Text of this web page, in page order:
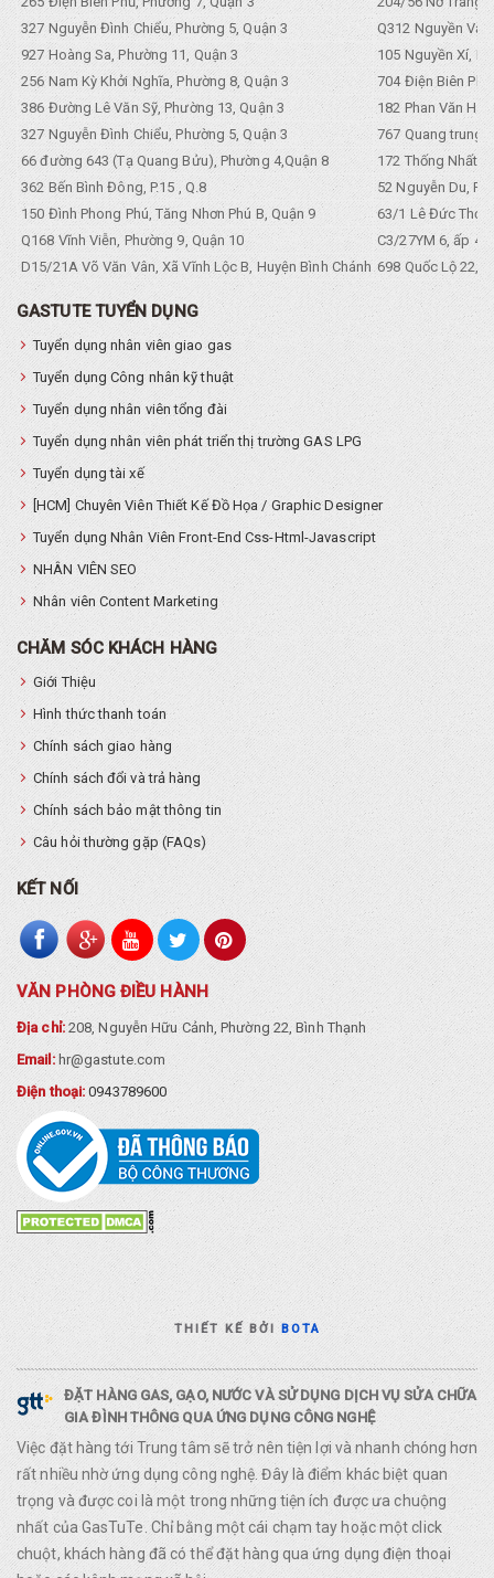
327 Nguyễn Đình Chiểu, Phường 5, Quận 3
Q312 Nguyền
927 Hoàng Sa, Phường 11, Quận 3
105 Nguyền Xí,
256 Nam Kỳ Khởi Nghĩa, Phường 8, Quận 3
704 Điện Biên
386 Đường Lê Văn Sỹ, Phường 13, Quận 3
182 Phan Văn
327 Nguyễn Đình Chiểu, Phường 5, Quận 3
767 Quang trung,
66 đường 643 (Tạ Quang Bửu), Phường 4,Quận 8
172 Thống Nhất.
362 Bến Bình Đông, P.15 , Q.8
52 Nguyễn Du,
150 Đình Phong Phú, Tăng Nhơn Phú B, Quận 9
63/1 Lê Đức Thọ,
Q168 Vĩnh Viễn, Phường 9, Quận 10
C3/27YM 6, ấp 4,
D15/21A Võ Văn Vân, Xã Vĩnh Lộc B, Huyện Bình Chánh 698 Quốc Lộ 22,
GASTUTE TUYỂN DỤNG
Tuyển dụng nhân viên giao gas
Tuyển dụng Công nhân kỹ thuật
Tuyển dụng nhân viên tổng đài
Tuyển dụng nhân viên phát triển thị trường GAS LPG
Tuyển dụng tài xế
[HCM] Chuyên Viên Thiết Kế Đồ Họa / Graphic Designer
Tuyển dụng Nhân Viên Front-End Css-Html-Javascript
NHÂN VIÊN SEO
Nhân viên Content Marketing
CHĂM SÓC KHÁCH HÀNG
Giới Thiệu
Hình thức thanh toán
Chính sách giao hàng
Chính sách đổi và trả hàng
Chính sách bảo mật thông tin
Câu hỏi thường gặp (FAQs)
KẾT NỐI
VĂN PHÒNG ĐIỀU HÀNH
Địa chỉ:208, Nguyễn Hữu Cảnh, Phường 22, Bình Thạnh
Email: hr@gastute.com
Điện thoại:0943789600
THIẾT KẾ BỞIBOTA
ĐẶT HÀNG GAS, GẠO, NƯỚC VÀ SỬ DỤNG DỊCH VỤ SỬA CHỮA
GIA ĐÌNH THÔNG QUA ỨNG DỤNG CÔNG NGHỆ
Việc đặt hàng tới Trung tâm sẽ trở nên tiện lợi và nhanh chóng hơn
rất nhiều nhờ ứng dụng công nghệ. Đây là điểm khác biệt quan
trọng và được coi là một trong những tiện ích được ưa chuộng
nhất của GasTuTe. Chỉ bằng một cái chạm tay hoặc một click
chuột, khách hàng đã có thể đặt hàng qua ứng dụng điện thoại